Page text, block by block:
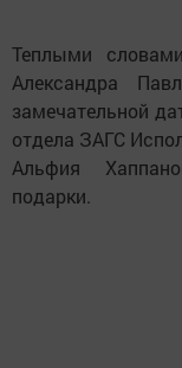
Теплыми
Александра
замечательной
отдела ЗАГС
Альфия
подарки.